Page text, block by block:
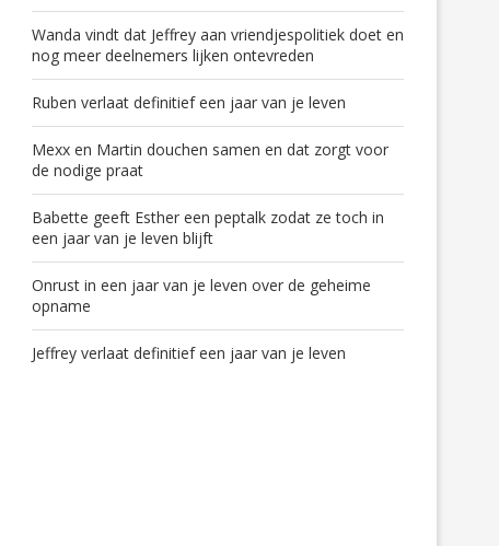
Wanda vindt dat Jeffrey aan vriendjespolitiek doet en
nog meer deelnemers lijken ontevreden
Ruben verlaat definitief een jaar van je leven
Mexx en Martin douchen samen en dat zorgt voor
de nodige praat
Babette geeft Esther een peptalk zodat ze toch in
een jaar van je leven blijft
Onrust in een jaar van je leven over de geheime
opname
Jeffrey verlaat definitief een jaar van je leven